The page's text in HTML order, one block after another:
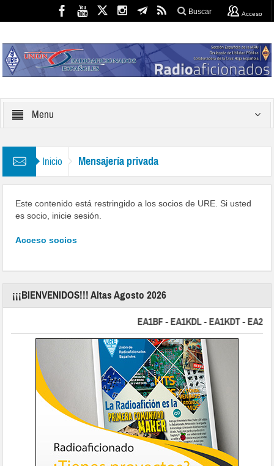
Buscar Acceso
Menu
Inicio Mensajería privada
Este contenido está restringido a los socios de URE. Si usted
es socio, inicie sesión.
Acceso socios
¡¡¡BIENVENIDOS!!! Altas Agosto 2026
EA1BF - EA1KDL - EA1KDT -